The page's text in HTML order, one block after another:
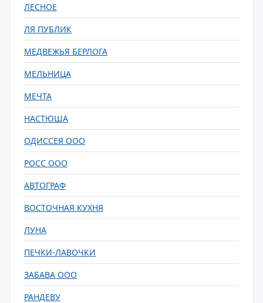
ЛЕСНОЕ
ЛЯ ПУБЛИК
МЕДВЕЖЬЯ БЕРЛОГА
МЕЛЬНИЦА
МЕЧТА
НАСТЮША
ОДИССЕЯ ООО
РОСС ООО
АВТОГРАФ
ВОСТОЧНАЯ КУХНЯ
ЛУНА
ПЕЧКИ-ЛАВОЧКИ
ЗАБАВА ООО
РАНДЕВУ